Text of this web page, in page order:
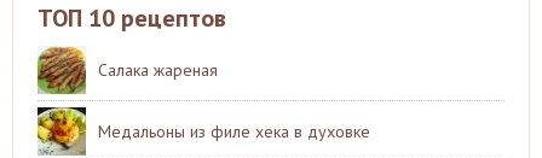
ТОП 10 рецептов
Салака жареная
Медальоны из филе хека в духовке